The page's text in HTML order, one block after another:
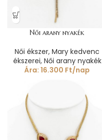
Női arany nyakék
Női ékszer, Mary kedvenc
ékszerei, Női arany nyakék
Ára: 16.300 Ft/nap